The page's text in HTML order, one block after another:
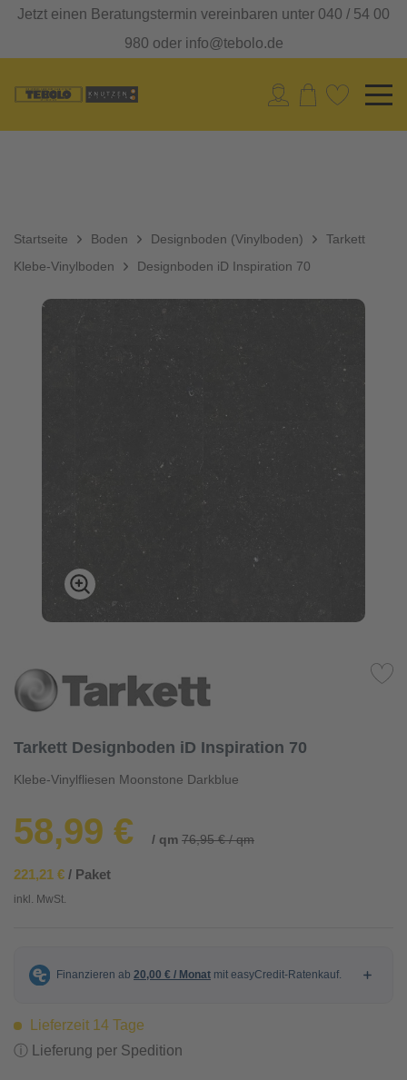
Jetzt einen Beratungstermin vereinbaren unter 040 / 54 00
980 oder info@tebolo.de
Startseite Boden
Designboden (Vinylboden)
Klebe-Vinylboden
Tarkett
Designboden iD Inspiration 70
Tarkett Designboden iD Inspiration 70
Klebe-Vinylfliesen Moonstone Darkblue
58,99 € / qm 76,95 € / qm
221,21 € / Paket
inkl. MwSt.
Lieferzeit 14 Tage
ⓘ Lieferung per Spedition